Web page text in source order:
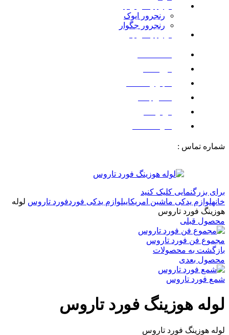
رنجرور ایوک
رنجرور جگوار
شماره تماس :
برای بزرگنمایی کلیک کنید
خانهلوازم یدکی ماشین امریکاییلوازم یدکی فوردفورد تاروس لوله
هوزینگ فورد تاروس
محصول قبلی
مجموع فن فورد تاروس
بازگشت به محصولات
محصول بعدی
شمع فورد تاروس
لوله هوزینگ فورد تاروس
لوله هوزینگ فورد تاروس